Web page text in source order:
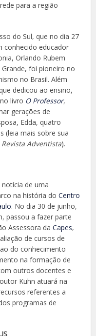
para a região
do Sul, que no dia 27
conhecido educador
Orlando Rubem
foi pioneiro no
no Brasil. Além
dedicou ao ensino,
livro O Professor,
gerações de
Edda, quatro
(leia mais sobre sua
Revista Adventista).
de uma
na história doCentro
. No dia 30 de junho,
passou a fazer parte
Assessora daCapes,
de cursos de
do conhecimento
na formação de
outros docentes e
Kuhn atuará na
referentes a
programas de